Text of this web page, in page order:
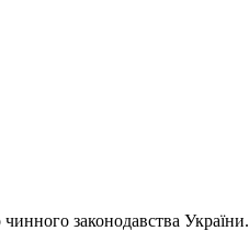
законодавства України.